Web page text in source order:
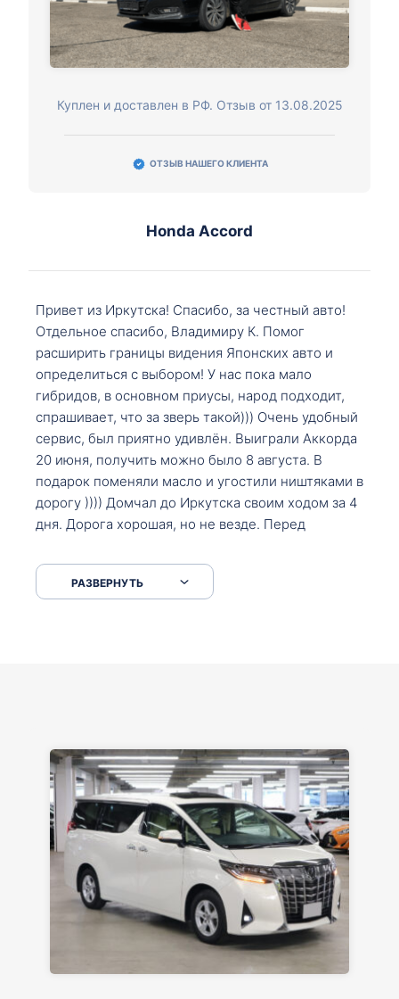
Куплен и доставлен в РФ. Отзыв от 13.08.2025
ОТЗЫВ НАШЕГО КЛИЕНТА
Honda Accord
Привет из Иркутска! Спасибо, за честный авто!
Отдельное спасибо, Владимиру К. Помог
расширить границы видения Японских авто и
определиться с выбором! У нас пока мало
гибридов, в основном приусы, народ подходит,
спрашивает, что за зверь такой))) Очень удобный
сервис, был приятно удивлён. Выиграли Аккорда
20 июня, получить можно было 8 августа. В
подарок поменяли масло и угостили ништяками в
дорогу )))) Домчал до Иркутска своим ходом за 4
дня. Дорога хорошая, но не везде. Перед
серпантинах по пути следования.
РАЗВЕРНУТЬ